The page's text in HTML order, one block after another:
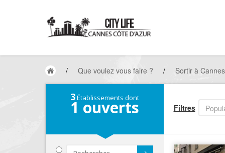
/ Que voulez vous faire ? / Sortir à Cannes
3Établissements dont
1 ouverts Filtres